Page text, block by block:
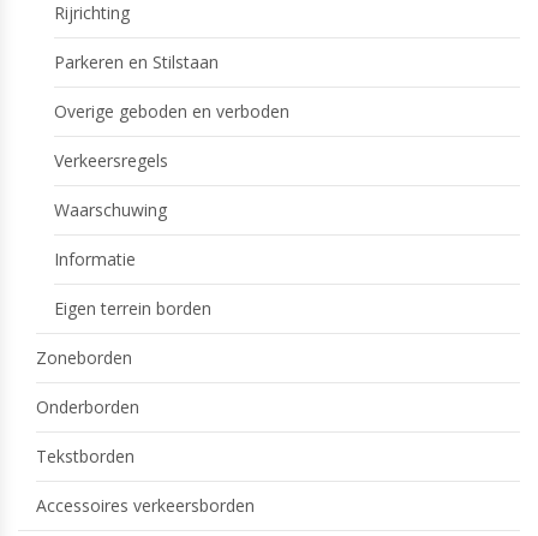
Rijrichting
Parkeren en Stilstaan
Overige geboden en verboden
Verkeersregels
Waarschuwing
Informatie
Eigen terrein borden
Zoneborden
Onderborden
Tekstborden
Accessoires verkeersborden